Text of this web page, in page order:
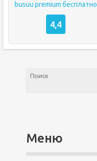
busuu premium бесплатно
4,4
Меню